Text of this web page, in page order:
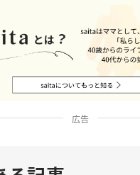
広告